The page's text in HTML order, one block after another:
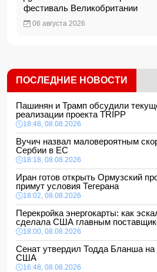
фестиваль Великобритании
06 августа 2026
ПОСЛЕДНИЕ НОВОСТИ
Пашинян и Трамп обсудили
реализации проекта TRIPP
18:48, 08.08.2026
Вучич назвал маловероятным
Сербии в ЕС
18:18, 08.08.2026
Иран готов открыть Ормузский
примут условия Тегерана
18:02, 08.08.2026
Перекройка энергокарты: как
сделала США главным
18:00, 08.08.2026
Сенат утвердил Тодда Бланша на
США
16:48, 08.08.2026